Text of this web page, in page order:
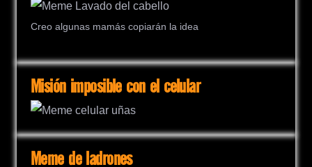
Creo algunas mamás copiarán la idea
Misión imposible con el celular
Meme de ladrones